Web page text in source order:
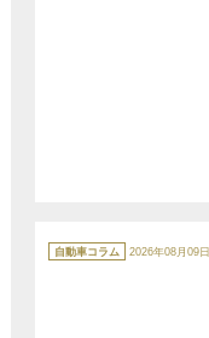
テ
ゴ
自動車コラム 2026年08月09日